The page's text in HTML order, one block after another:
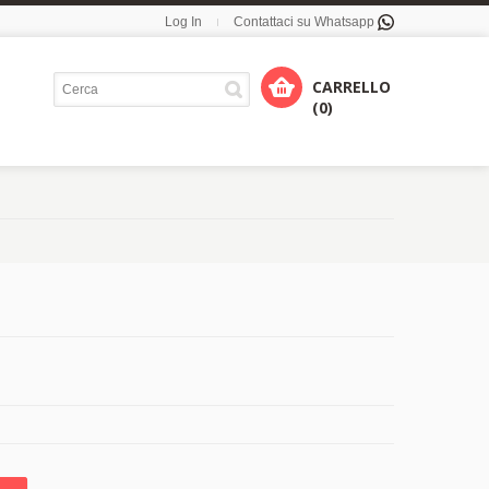
Log In Contattaci su Whatsapp
CARRELLO
(0)